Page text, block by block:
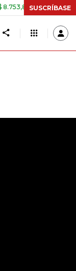
+2,19% TASA DE
SUSCRÍBASE